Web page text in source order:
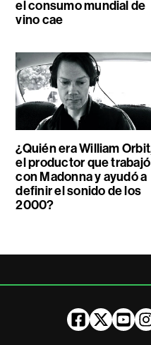
el consumo mundial de
vino cae
¿Quién era William
el productor que trabajó
con Madonna y ayudó a
definir el sonido de los
2000?